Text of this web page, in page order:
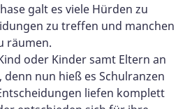
galt es viele Hürden zu
zu treffen und manchen
räumen.
oder Kinder samt Eltern an
nun hieß es Schulranzen
liefen komplett